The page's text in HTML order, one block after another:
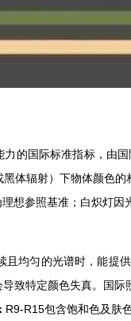
际标准指标，由国
体辐射）下物体颜色的
照基准；白炽灯因光
均匀的光谱时，能
会导致特定颜色失真
包含饱和色及肤色等特